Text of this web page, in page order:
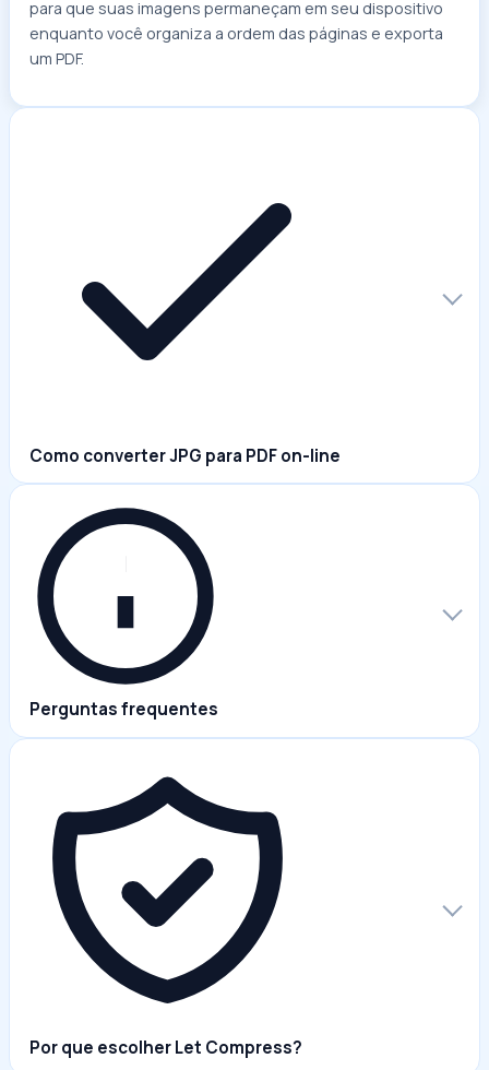
para que suas imagens permaneçam em seu dispositivo
enquanto você organiza a ordem das páginas e exporta
um PDF.
Como converter JPG para PDF on-line
Perguntas frequentes
Por que escolher Let Compress?